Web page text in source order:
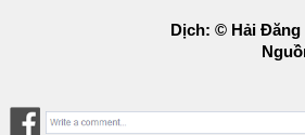
Dịch: © Hải